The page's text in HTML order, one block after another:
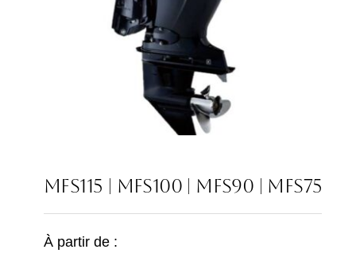
MFS115 | MFS100 | MFS90 | MFS75
À partir de :